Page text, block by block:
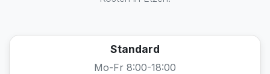
Standard
Mo-Fr 8:00-18:00